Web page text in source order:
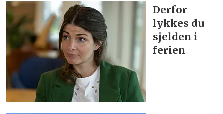
Derfor
lykkes du
sjelden i
ferien